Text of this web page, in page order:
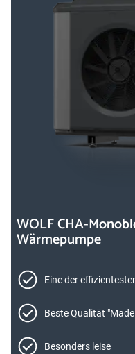
WOLF CHA-
Wärmepumpe
Eine der
Beste Qualität
Besonders leise